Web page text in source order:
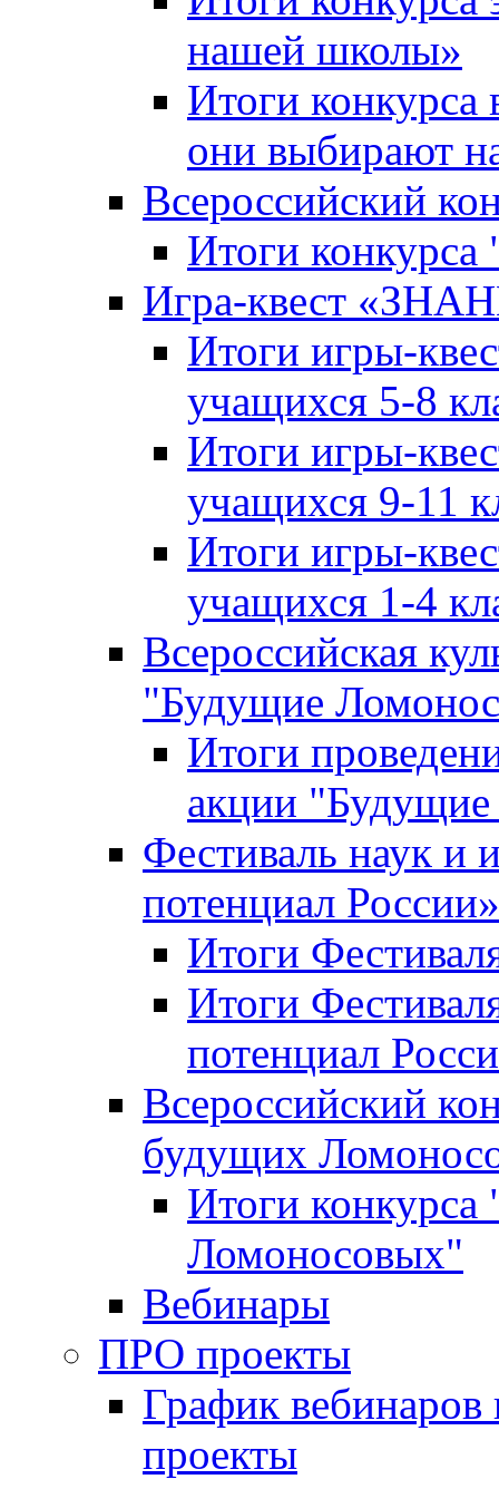
нашей школы»
Итоги конкурса
они выбирают
Всероссийский
Итоги
Игра-квест
Итоги игры-
учащихся 5-8
Итоги игры-
учащихся 9-11
Итоги игры-
учащихся 1-4
Всероссийская
"Будущие
Итоги
акции
Фестиваль наук и
потенциал России»
Итоги
Итоги
потенциал
Всероссийский
будущих
Итоги
Ломоносовых"
Вебинары
ПРО проекты
График
проекты